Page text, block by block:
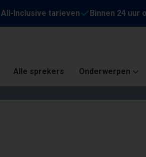
All-Inclusive tarieven Binnen 24 uur
Alle sprekers Onderwerpen